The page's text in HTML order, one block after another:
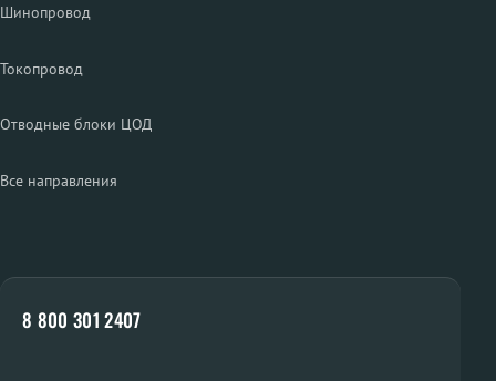
Шинопровод
Токопровод
Отводные блоки ЦОД
Все направления
8 800 301 2407